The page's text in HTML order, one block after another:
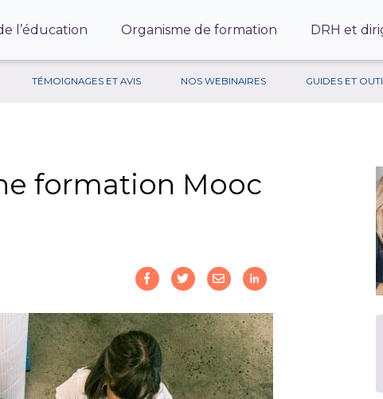
l’éducation Organisme de formation DRH et
TÉMOIGNAGES ET AVIS NOS WEBINAIRES GUIDES ET
formation Mooc